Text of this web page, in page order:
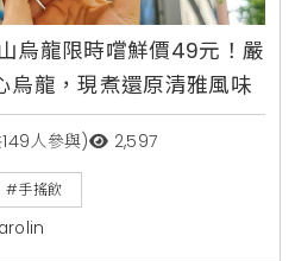
烏龍限時嚐鮮價49元！嚴
烏龍，現煮還原清雅風味
人參與) 2,597
#手搖飲